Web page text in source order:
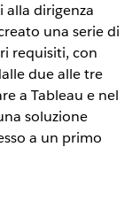
alla dirigenza
una serie di
requisiti, con
due alle tre
a Tableau e nel
soluzione
a un primo